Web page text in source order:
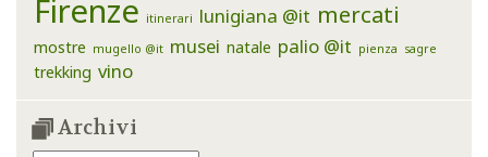
Firenze itinerari lunigiana @it mercati
mostre mugello @it musei natale palio @it pienza sagre
trekking vino
Archivi